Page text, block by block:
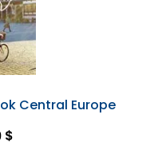
Central Europe
$